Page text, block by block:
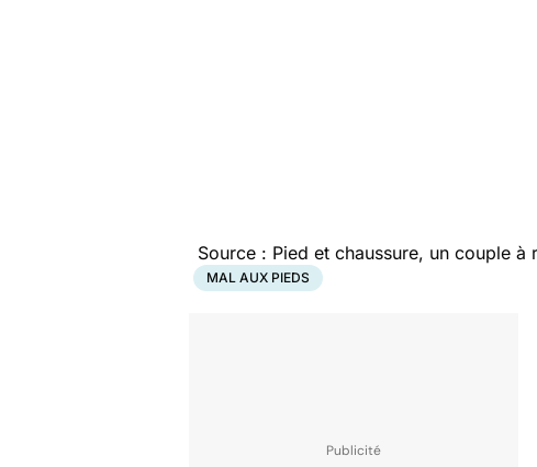
Source : Pied et chaussure, un couple à
MAL AUX PIEDS